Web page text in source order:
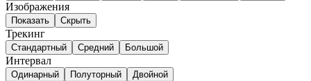
Изображения
Показать Скрыть
Трекинг
Стандартный Средний Большой
Интервал
Одинарный Полуторный Двойной